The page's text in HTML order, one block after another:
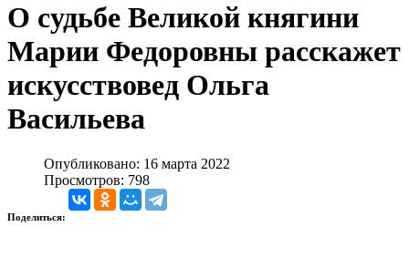
О судьбе Великой княгини
Марии Федоровны расскажет
искусствовед Ольга
Васильева
Опубликовано: 16 марта 2022
Просмотров: 798
Поделиться: